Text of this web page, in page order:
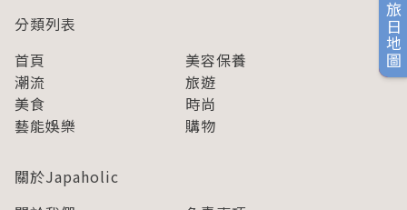
旅日地圖
分類列表
首頁
美容保養
潮流
旅遊
美食
時尚
藝能娛樂
購物
關於Japaholic